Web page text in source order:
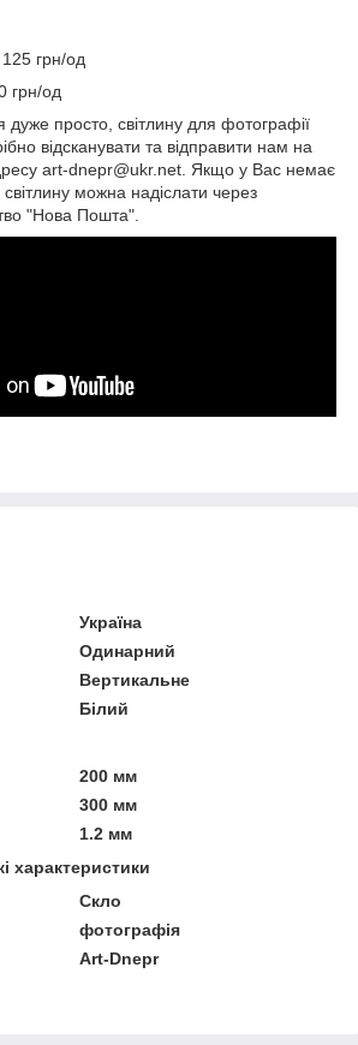
грн/од
грн/од
просто, світлину для фотографії
відсканувати та відправити нам на
art-dnepr@ukr.net. Якщо у Вас немає
можна надіслати через
"Нова Пошта".
Україна
Одинарний
Вертикальне
Білий
200 мм
300 мм
1.2 мм
характеристики
Скло
фотографія
Art-Dnepr